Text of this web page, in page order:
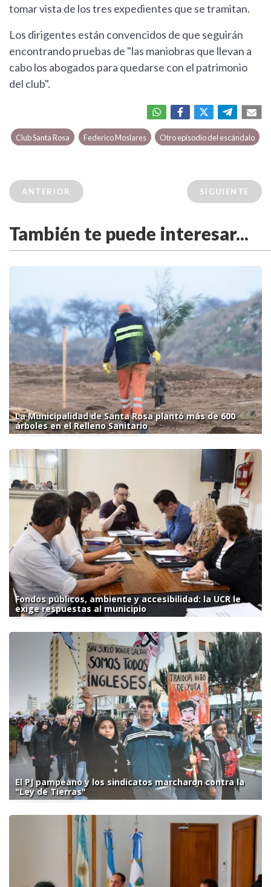
tomar vista de los tres expedientes que se tramitan.
Los dirigentes están convencidos de que seguirán
encontrando pruebas de "las maniobras que llevan a
cabo los abogados para quedarse con el patrimonio
del club".
Club Santa Rosa Federico Moslares Otro episodio del escándalo
ANTERIOR SIGUIENTE
También te puede interesar...
La Municipalidad de Santa Rosa plantó más de 600
árboles en el Relleno Sanitario
Fondos públicos, ambiente y accesibilidad: la UCR le
exige respuestas al municipio
El PJ pampeano y los sindicatos marcharon contra la
"Ley de Tierras"